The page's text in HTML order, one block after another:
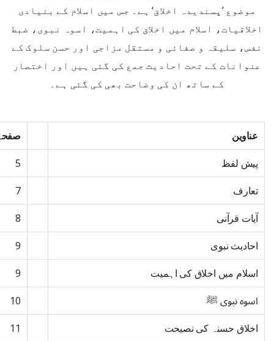
موضوع ’پسندیدہ اخلاق‘ ہے۔ جس میں اسلام کے بنیادی
اخلاقیات، اسلام میں اخلاق کی اہمیت، اسوہ نبوی، ضبط
نفس، سلیقہ و صفائی و مستقل مزاجی اور حسن سلوک کے
عنوانات کے تحت احادیث جمع کی گئی ہیں اور اختصار
کے ساتھ ان کی وضاحت بھی کی گئی ہے۔
عناوین
پیش لفظ 5
تعارف 7
آیات قرآنی 8
احادیث نبوی 9
اسلام میں اخلاق کی اہمیت 9
اسوہ نبوی ﷺ 10
اخلاق حسنہ کی نصیحت 11